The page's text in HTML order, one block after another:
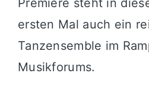
ersten Mal auch ein
Tanzensemble im
Musikforums.